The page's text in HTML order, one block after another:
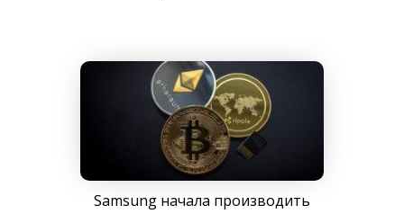
Samsung начала производить